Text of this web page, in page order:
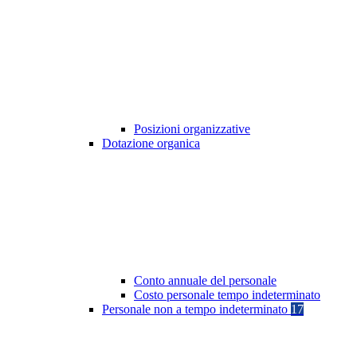
Posizioni organizzative
Dotazione organica
Conto annuale del personale
Costo personale tempo indeterminato
Personale non a tempo indeterminato 17